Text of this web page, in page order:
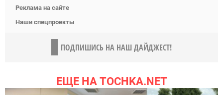
Реклама на сайте
Наши спецпроекты
ПОДПИШИСЬ НА НАШ ДАЙДЖЕСТ!
ЕЩЕ НА TOCHKA.NET